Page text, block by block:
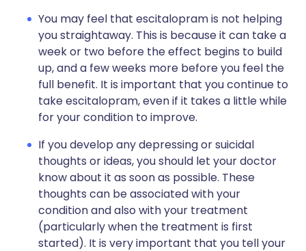
You may feel that escitalopram is not helping
you straightaway. This is because it can take a
week or two before the effect begins to build
up, and a few weeks more before you feel the
full benefit. It is important that you continue to
take escitalopram, even if it takes a little while
for your condition to improve.
If you develop any depressing or suicidal
thoughts or ideas, you should let your doctor
know about it as soon as possible. These
thoughts can be associated with your
condition and also with your treatment
(particularly when the treatment is first
started). It is very important that you tell your